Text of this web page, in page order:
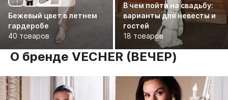
Бежевый цвет в летнем
гардеробе
40 товаров
В чем пойти на свадьбу:
варианты для невесты и
гостей
18 товаров
О бренде VECHER (ВЕЧЕР)